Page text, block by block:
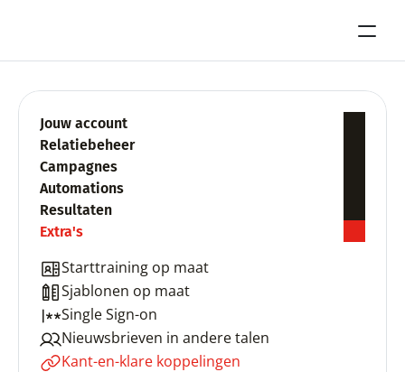
Jouw account
Relatiebeheer
Campagnes
Automations
Resultaten
Extra's
Starttraining op maat
Sjablonen op maat
Single Sign-on
Nieuwsbrieven in andere talen
Kant-en-klare koppelingen